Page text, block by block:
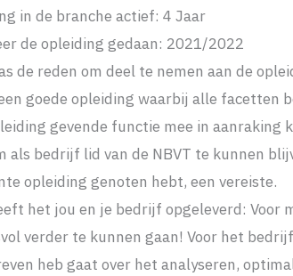
in de branche actief: 4 Jaar
de opleiding gedaan: 2021/2022
de reden om deel te nemen aan de
goede opleiding waarbij alle facetten
gevende functie mee in aanraking
als bedrijf lid van de NBVT te kunnen
opleiding genoten hebt, een vereiste.
het jou en je bedrijf opgeleverd: Voor
verder te kunnen gaan! Voor het
heb gaat over het analyseren,